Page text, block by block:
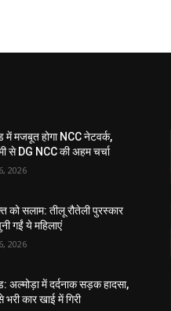
में मजबूत होगा NCC नेटवर्क,
से DG NCC की अहम चर्चा
2026
को सलाम: तीलू रौतेली पुरस्कार
गईं ये महिलाएं
2026
अल्मोड़ा में दर्दनाक सड़क हादसा,
भरी कार खाई में गिरी